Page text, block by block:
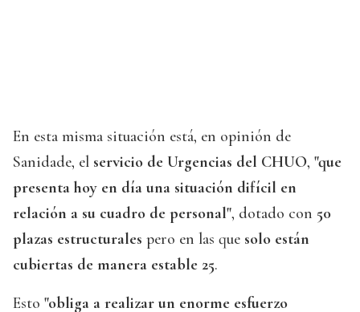
En esta misma situación está, en opinión de
Sanidade, el servicio de Urgencias del CHUO, "que
presenta hoy en día una situación difícil en
relación a su cuadro de personal", dotado con 50
plazas estructurales pero en las que solo están
cubiertas de manera estable 25.
Esto "obliga a realizar un enorme esfuerzo